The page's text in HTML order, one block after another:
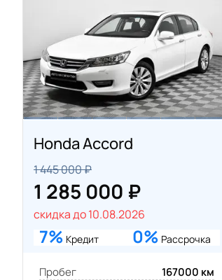
Honda Accord
1 445 000 ₽
1 285 000 ₽
скидка до 10.08.2026
7% Кредит 0% Рассрочка
Пробег 167000 км